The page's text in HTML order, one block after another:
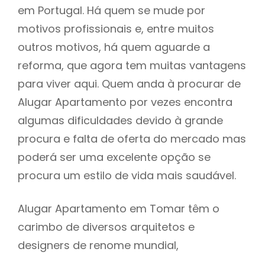
em Portugal. Há quem se mude por
motivos profissionais e, entre muitos
outros motivos, há quem aguarde a
reforma, que agora tem muitas vantagens
para viver aqui. Quem anda à procurar de
Alugar Apartamento por vezes encontra
algumas dificuldades devido à grande
procura e falta de oferta do mercado mas
poderá ser uma excelente opção se
procura um estilo de vida mais saudável.
Alugar Apartamento em Tomar têm o
carimbo de diversos arquitetos e
designers de renome mundial,